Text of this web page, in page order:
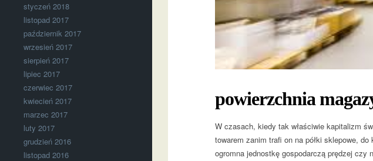
styczeń 2018
listopad 2017
październik 2017
wrzesień 2017
sierpień 2017
lipiec 2017
czerwiec 2017
kwiecień 2017
marzec 2017
luty 2017
grudzień 2016
listopad 2016
powierzchnia
W czasach, kiedy tak właściwie kapitalizm
towarem zanim trafi on na półki sklepowe,
ogromna jednostkę gospodarczą prędzej czy